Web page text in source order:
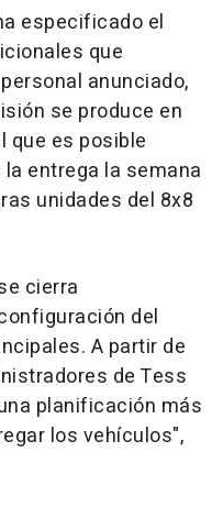
especificado el
que
anunciado,
se produce en
que es posible
entrega la semana
unidades del 8x8
cierra
del
A partir de
de Tess
planificación más
los vehículos",